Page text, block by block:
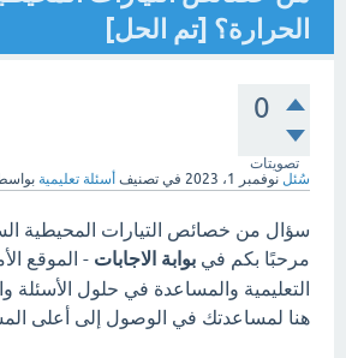
الحرارة؟ [تم الحل]
0
تصويتات
سُئل نوفمبر 1، 2023 في تصنيف أسئلة تعليمية
سؤال من خصائص التيارات المحيطية
مرحبًا بكم في بوابة الاجابات - الموقع
التعليمية والمساعدة في حلول الأسئلة
هنا لمساعدتك في الوصول إلى أعلى